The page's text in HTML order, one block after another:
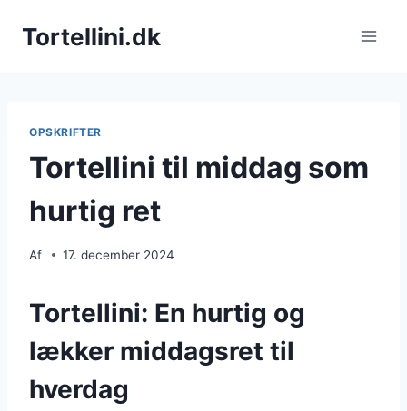
Tortellini.dk
OPSKRIFTER
Tortellini til middag som
hurtig ret
Af 17. december 2024
Tortellini: En hurtig og
lækker middagsret til
hverdag